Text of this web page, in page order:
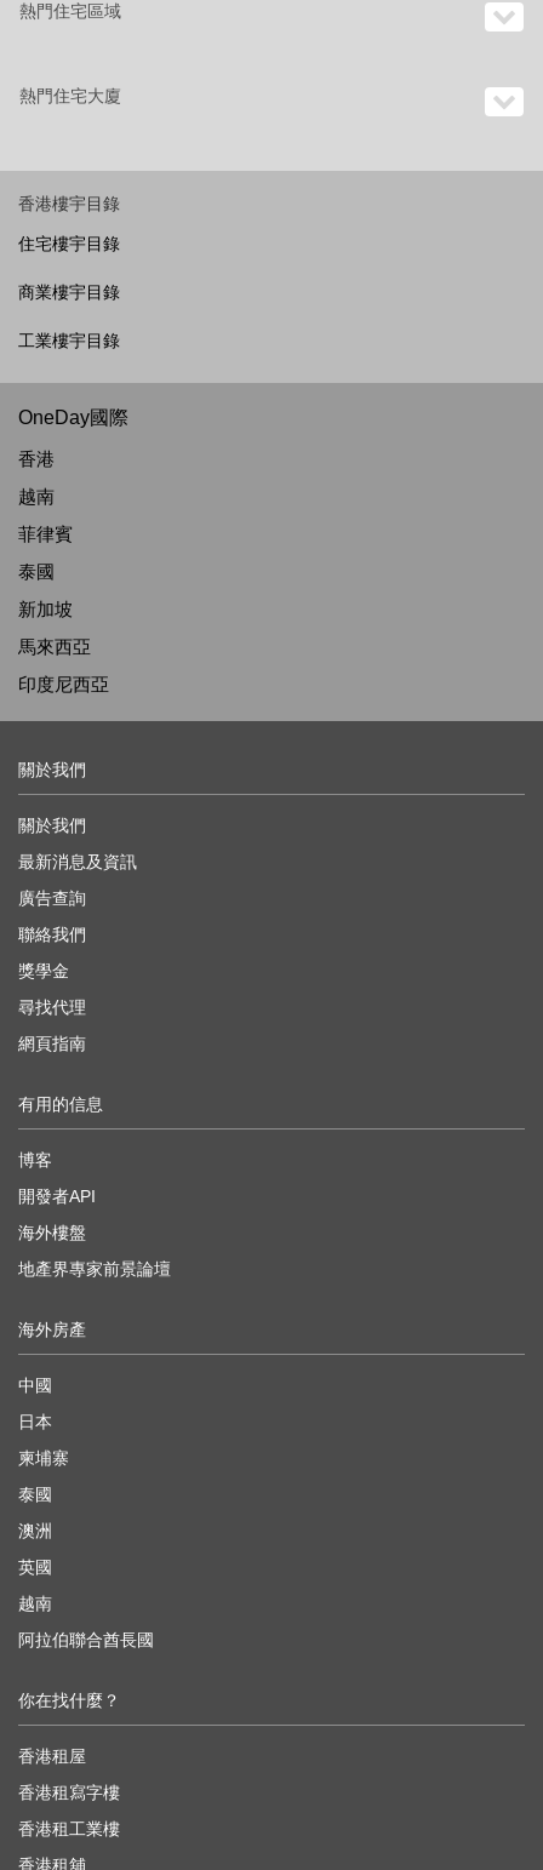
熱門住宅區域
熱門住宅大廈
香港樓宇目錄
住宅樓宇目錄
商業樓宇目錄
工業樓宇目錄
OneDay國際
香港
越南
菲律賓
泰國
新加坡
馬來西亞
印度尼西亞
關於我們
關於我們
最新消息及資訊
廣告查詢
聯絡我們
獎學金
尋找代理
網頁指南
有用的信息
博客
開發者API
海外樓盤
地產界專家前景論壇
海外房產
中國
日本
柬埔寨
泰國
澳洲
英國
越南
阿拉伯聯合酋長國
你在找什麼？
香港租屋
香港租寫字樓
香港租工業樓
香港租舖